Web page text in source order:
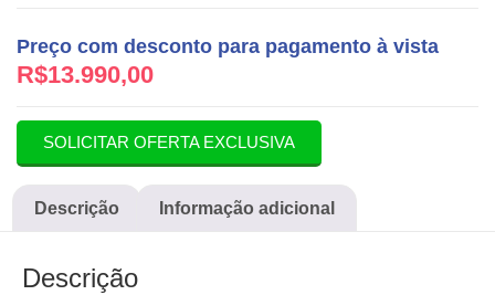
Preço com desconto para pagamento à vista
R$13.990,00
SOLICITAR OFERTA EXCLUSIVA
Descrição Informação adicional
Descrição